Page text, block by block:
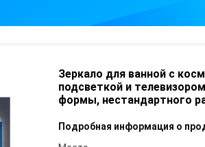
Зеркало для ванной с
подсветкой и
формы, нестандартного
Подробная информация о